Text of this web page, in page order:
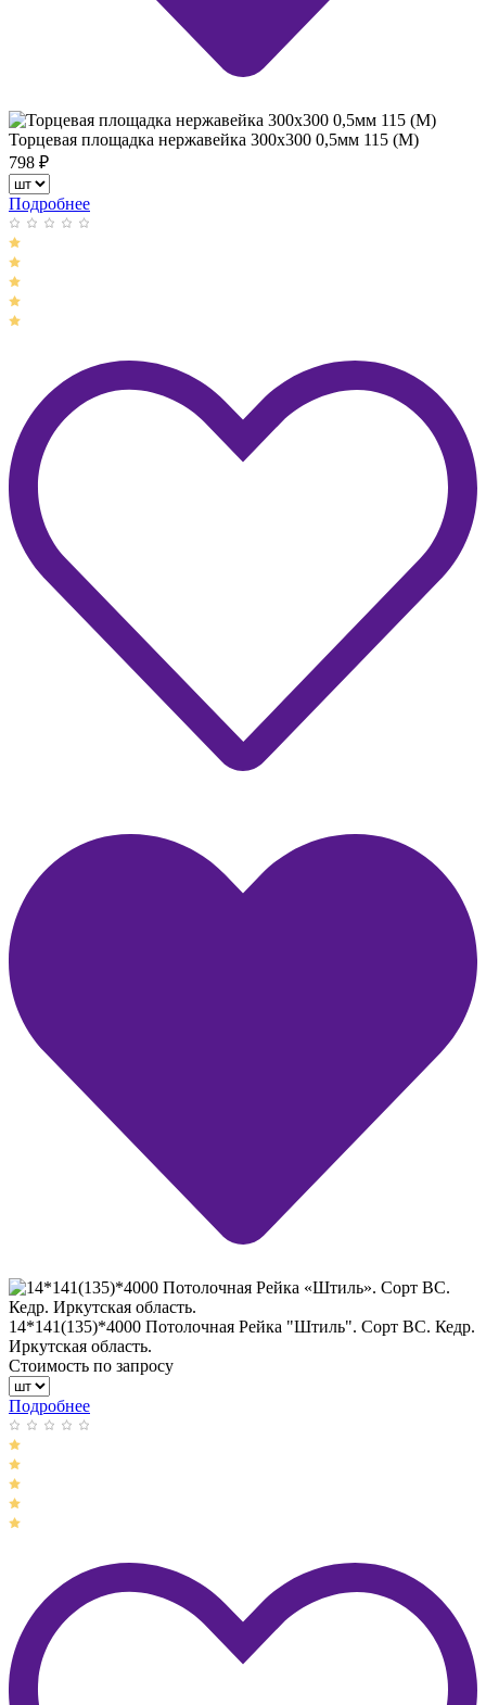
Торцевая площадка нержавейка 300х300 0,5мм 115 (М)
798 ₽
Подробнее
14*141(135)*4000 Потолочная Рейка "Штиль". Сорт ВС. Кедр.
Иркутская область.
Стоимость по запросу
Подробнее